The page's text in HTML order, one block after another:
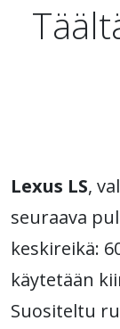
Lexus LS,
seuraava
keskireikä:
käytetään
Suositeltu